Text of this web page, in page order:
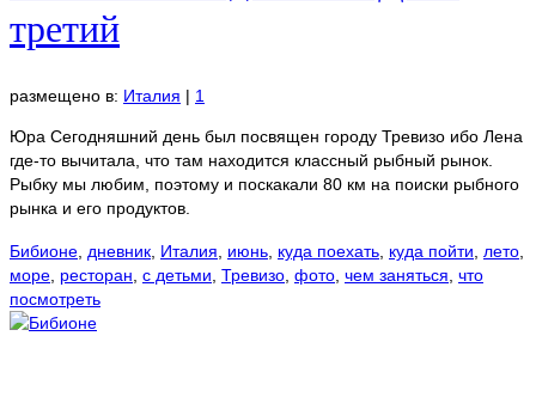
третий
размещено в: Италия | 1
Юра Сегодняшний день был посвящен городу Тревизо ибо Лена
где-то вычитала, что там находится классный рыбный рынок.
Рыбку мы любим, поэтому и поскакали 80 км на поиски рыбного
рынка и его продуктов.
Бибионе дневник Италия июнь куда поехать куда пойти лето
море ресторан с детьми Тревизо фото чем заняться что
посмотреть